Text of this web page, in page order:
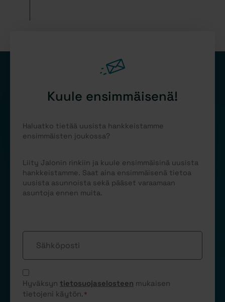
Kuule ensimmäisenä!
Haluatko tietää uusista hankkeistamme
ensimmäisten joukossa?
Liity Jalonin rinkiin ja kuule ensimmäisinä uusista
hankkeistamme. Saat aina ensimmäisenä tietoa
uusista asunnoista sekä pääset varaamaan
asuntoja ennen muita.
Suostumus
Hyväksyn tietosuojaselosteen mukaisen
tietojeni käytön. *